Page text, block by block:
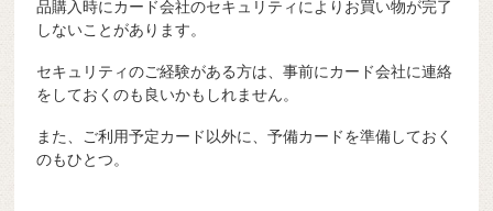
品購入時にカード会社のセキュリティによりお買い物が完了
しないことがあります。
セキュリティのご経験がある方は、事前にカード会社に連絡
をしておくのも良いかもしれません。
また、ご利用予定カード以外に、予備カードを準備しておく
のもひとつ。